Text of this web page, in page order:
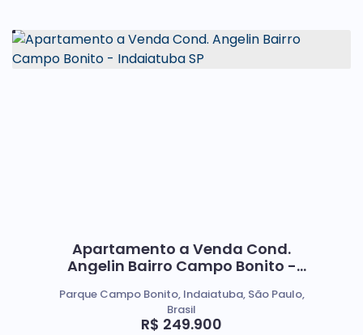
Apartamento a Venda Cond.
Angelin Bairro Campo Bonito -
R$ 249.900
Parque Campo Bonito, Indaiatuba, São Paulo,
Brasil